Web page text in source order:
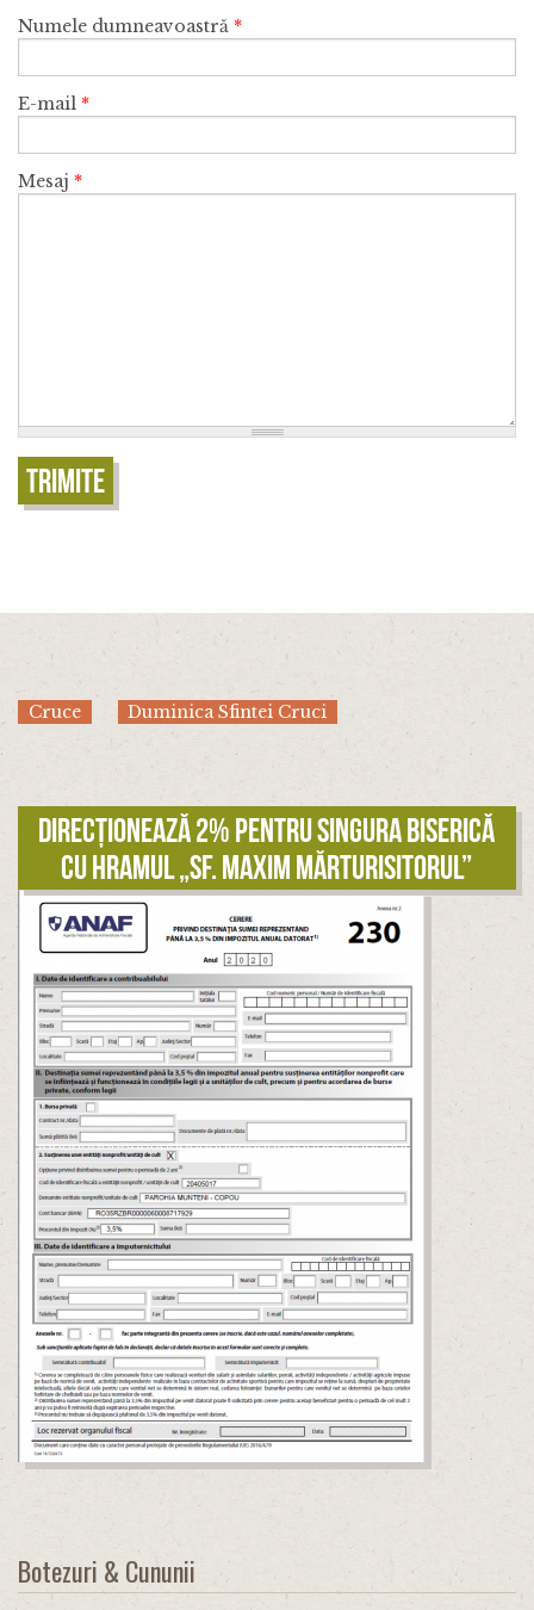
Numele dumneavoastră *
E-mail *
Mesaj *
Trimite
Cruce Duminica Sfintei Cruci
Direcționează 2% pentru singura biserică
cu hramul „Sf. Maxim Mărturisitorul”
Botezuri & Cununii